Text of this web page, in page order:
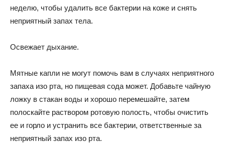
неделю, чтобы удалить все бактерии на коже и снять
неприятный запах тела.
Освежает дыхание.
Мятные капли не могут помочь вам в случаях неприятного
запаха изо рта, но пищевая сода может. Добавьте чайную
ложку в стакан воды и хорошо перемешайте, затем
полоскайте раствором ротовую полость, чтобы очистить
ее и горло и устранить все бактерии, ответственные за
неприятный запах изо рта.